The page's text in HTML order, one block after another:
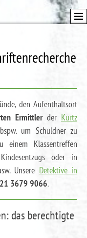
den Aufenthaltsort
Ermittlerder Kurtz
um Schuldner zu
einem Klassentreffen
oder in
Unsere Detektive in
3679 9066.
das berechtigte